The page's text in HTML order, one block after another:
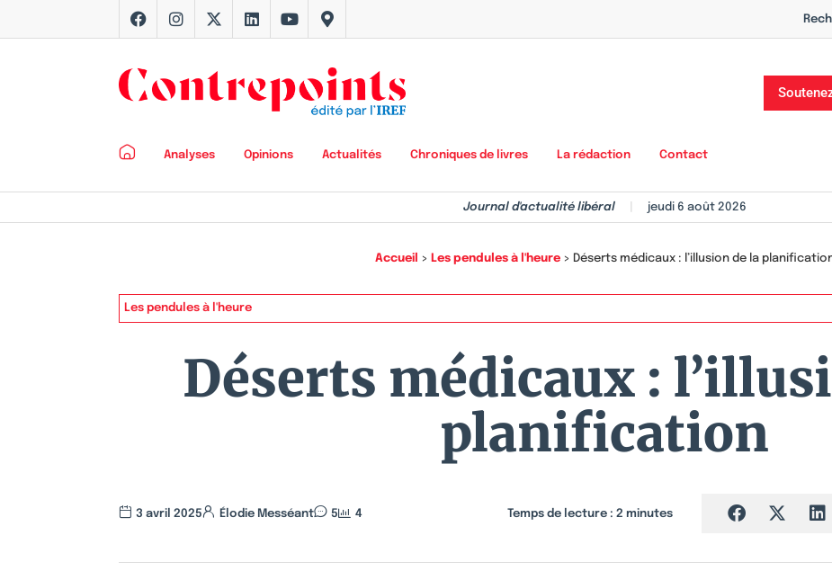
Analyses Opinions Actualités Chroniques de livres La rédaction Contact
Journal d'actualité libéral jeudi 6 août 2026
Accueil > Les pendules à l'heure> Déserts médicaux : l’illusion de la
Les pendules à l'heure
Déserts médicaux :
planification
3 avril 2025 Élodie Messéant 5 4 Temps de lecture : 2 minutes